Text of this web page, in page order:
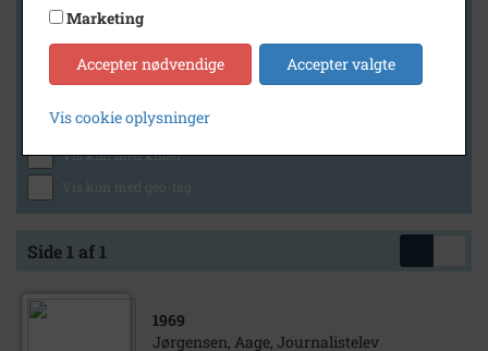
Generelt
Vis kun med billeder
Vis kun med lydklip
Vis kun med kilder
Vis kun med geo-tag
Side 1 af 1
1969
Jørgensen, Aage, Journalistelev
Marketing
Accepter nødvendige Accepter valgte
Vis cookie oplysninger